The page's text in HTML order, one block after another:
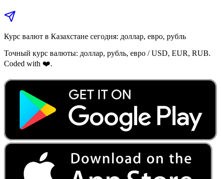
Курс валют в Казахстане сегодня: доллар, евро, рубль
Точный курс валюты: доллар, рубль, евро / USD, EUR, RUB.
Coded with ❤️.